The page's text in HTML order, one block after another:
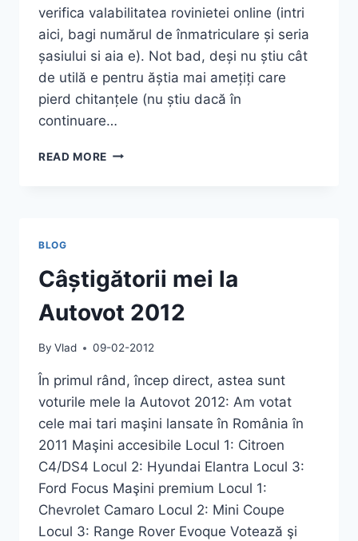
verifica valabilitatea rovinietei online (intri
aici, bagi numărul de înmatriculare și seria
șasiului si aia e). Not bad, deși nu știu cât
de utilă e pentru ăștia mai amețiți care
pierd chitanțele (nu știu dacă în
continuare…
READ MORE DOUĂ
BLOG
Câștigătorii mei la
Autovot 2012
By Vlad 09-02-2012
În primul rând, încep direct, astea sunt
voturile mele la Autovot 2012: Am votat
cele mai tari maşini lansate în România în
2011 Maşini accesibile Locul 1: Citroen
C4/DS4 Locul 2: Hyundai Elantra Locul 3:
Ford Focus Maşini premium Locul 1:
Chevrolet Camaro Locul 2: Mini Coupe
Locul 3: Range Rover Evoque Votează şi